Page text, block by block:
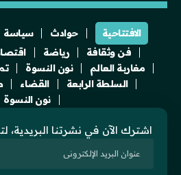
الافتتاحية حوادث سياسة
فن وثقافة
رياضة
مغاربة العالم
نون النسوة
السلطة الرابعة
القضاء
نون النسوة
اشترك الآن في نشرتنا البريدية،